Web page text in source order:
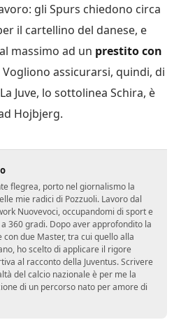
gli Spurs chiedono circa
il cartellino del danese, e
massimo ad un prestito con
Vogliono assicurarsi, quindi, di
Juve, lo sottolinea Schira, è
Hojbjerg.
flegrea, porto nel giornalismo la
mie radici di Pozzuoli. Lavoro dal
Nuovevoci, occupandomi di sport e
360 gradi. Dopo aver approfondito la
con due Master, tra cui quello alla
ho scelto di applicare il rigore
al racconto della Juventus. Scrivere
del calcio nazionale è per me la
di un percorso nato per amore di